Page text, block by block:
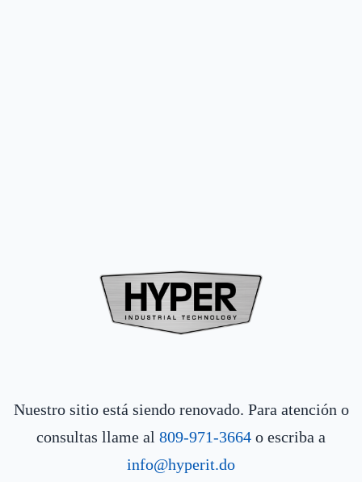
Nuestro sitio está siendo renovado. Para atención o
consultas llame al 809-971-3664 o escriba a
info@hyperit.do